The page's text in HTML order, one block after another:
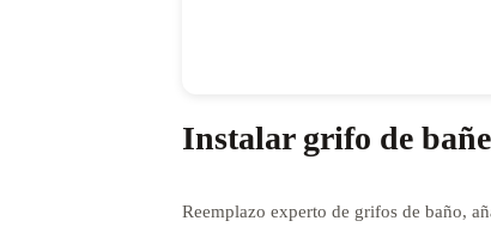
Instalar grifo de
Reemplazo experto de grifos de baño,